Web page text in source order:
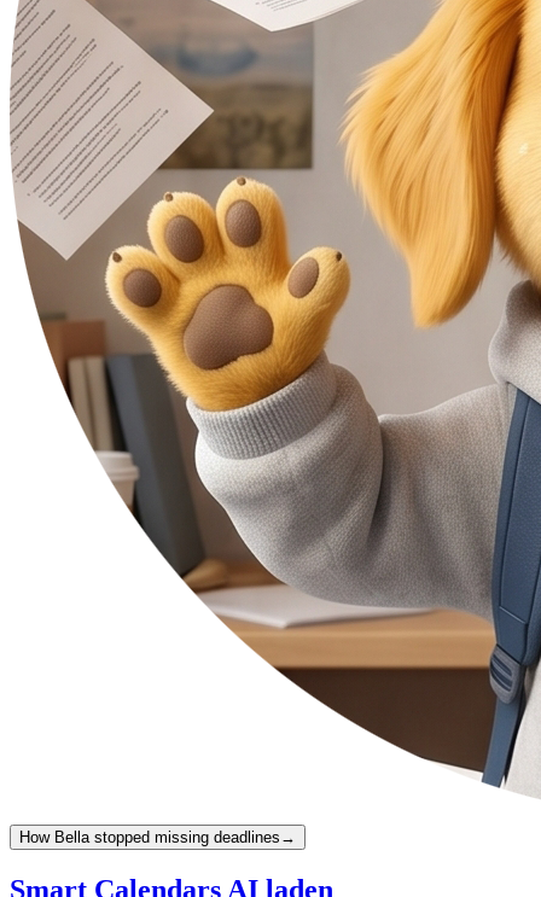
How Bella stopped missing deadlines →
Smart Calendars AI laden